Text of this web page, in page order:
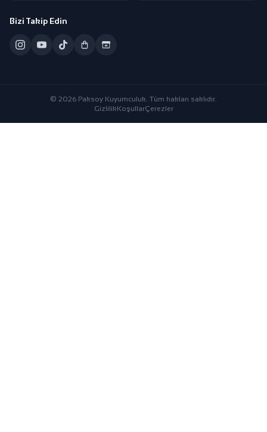
Bizi Takip Edin
© 2026 Paksoy Kuyumculuk. Tüm hakları saklıdır.
GizlilikKoşullarÇerezler